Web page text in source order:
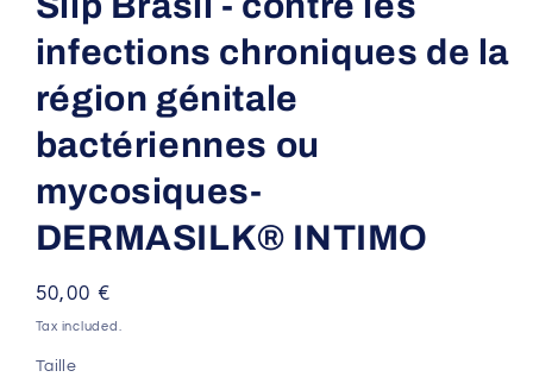
infections chroniques de la
région génitale
bactériennes ou
mycosiques-
DERMASILK® INTIMO
Regular
price
50,00 €
Tax included.
Taille